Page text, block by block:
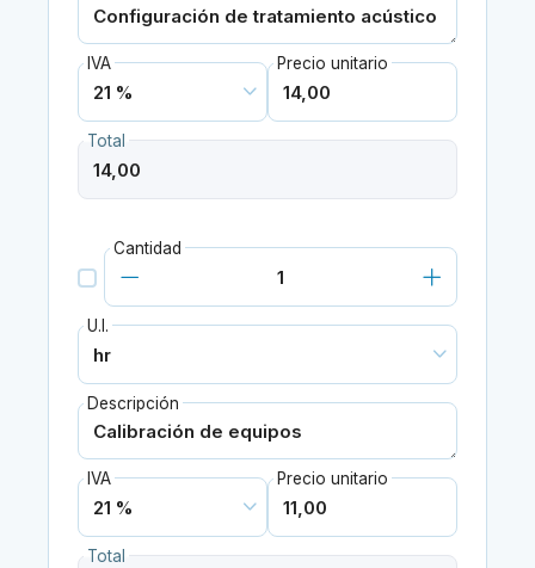
IVA Precio unitario
Total
Cantidad
U.I.
Descripción
IVA Precio unitario
Total